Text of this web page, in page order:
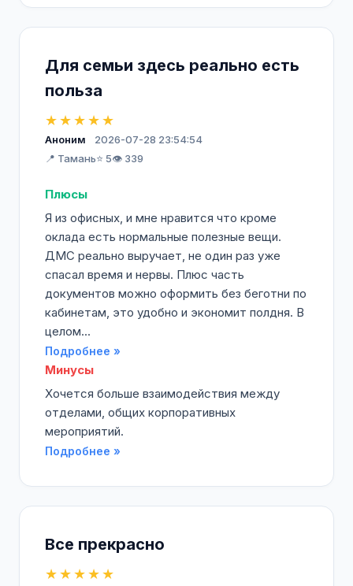
Для семьи здесь реально есть
польза
★★★★★
Аноним
2026-07-28 23:54:54
📍 Тамань⭐ 5👁️ 339
Плюсы
Я из офисных, и мне нравится что кроме
оклада есть нормальные полезные вещи.
ДМС реально выручает, не один раз уже
спасал время и нервы. Плюс часть
документов можно оформить без беготни по
кабинетам, это удобно и экономит полдня. В
целом...
Подробнее »
Минусы
Хочется больше взаимодействия между
отделами, общих корпоративных
мероприятий.
Подробнее »
Все прекрасно
★★★★★